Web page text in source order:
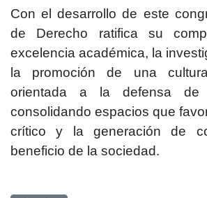
Con el desarrollo de este
de Derecho ratifica su
excelencia académica, la
la promoción de una
orientada a la defensa de
consolidando espacios que
crítico y la generación de
beneficio de la sociedad.